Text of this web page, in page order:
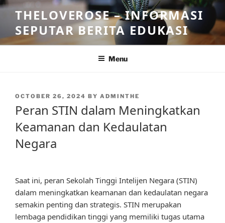
Skip
content
THELOVEROSE – INFORMASI
SEPUTAR BERITA EDUKASI
Menu
POSTED
OCTOBER 26, 2024 BY ADMINTHE
Peran STIN dalam Meningkatkan
Keamanan dan Kedaulatan
Negara
Saat ini, peran Sekolah Tinggi Intelijen Negara (STIN)
dalam meningkatkan keamanan dan kedaulatan negara
semakin penting dan strategis. STIN merupakan
lembaga pendidikan tinggi yang memiliki tugas utama